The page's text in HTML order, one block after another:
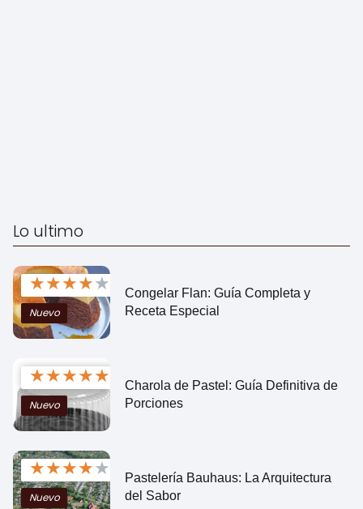
Lo ultimo
★★★★★
Nuevo
Congelar Flan: Guía Completa y
Receta Especial
★★★★★
Nuevo
Charola de Pastel: Guía Definitiva de
Porciones
★★★★★
Nuevo
Pastelería Bauhaus: La Arquitectura
del Sabor